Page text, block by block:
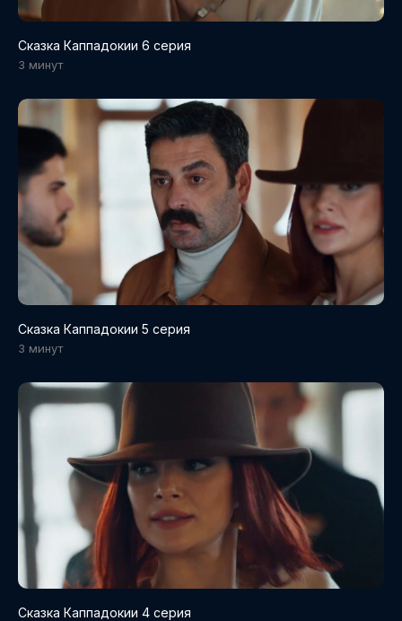
Сказка Каппадокии 6 серия
3 минут
Сказка Каппадокии 5 серия
3 минут
Сказка Каппадокии 4 серия